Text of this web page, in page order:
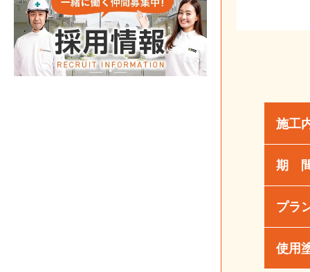
施工
期
プラ
使用